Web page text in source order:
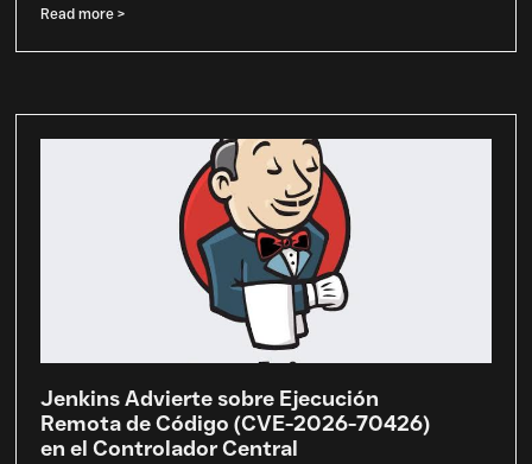
Read more >
Jenkins Advierte sobre Ejecución
Remota de Código (CVE-2026-70426)
en el Controlador Central